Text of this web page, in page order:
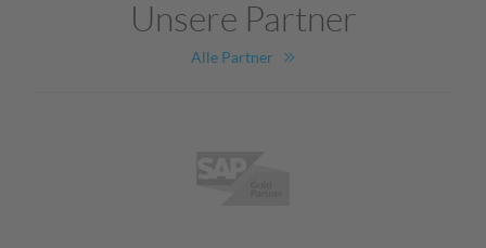
Unsere Partner
Alle Partner